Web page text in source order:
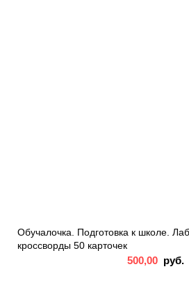
Обучалочка. Подготовка к школе.
кроссворды 50 карточек
500,00 руб.